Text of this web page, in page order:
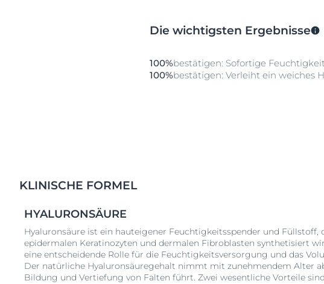
Die wichtigsten Ergebnisse
100%bestätigen: Sofortige
100%bestätigen: Verleiht ein weiches
KLINISCHE FORMEL
HYALURONSÄURE
Hyaluronsäure ist ein hauteigener Feuchtigkeitsspender und Füllstoff,
epidermalen Keratinozyten und dermalen Fibroblasten synthetisiert
eine entscheidende Rolle für die Feuchtigkeitsversorgung und das
Der natürliche Hyaluronsäuregehalt nimmt mit zunehmendem Alter
Bildung und Vertiefung von Falten führt. Zwei wesentliche Vorteile